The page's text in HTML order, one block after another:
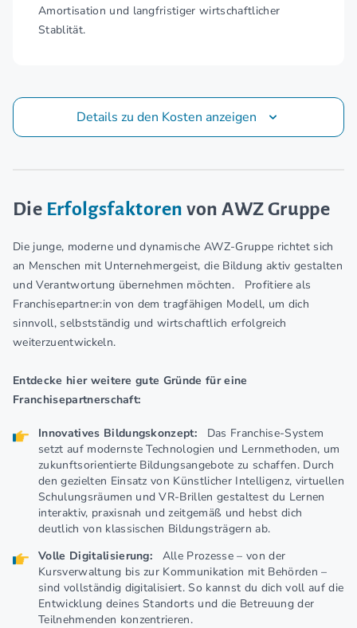
Amortisation und langfristiger wirtschaftlicher
Stablität.
Details zu den Kosten anzeigen
Die Erfolgsfaktoren von AWZ Gruppe
Die junge, moderne und dynamische AWZ-Gruppe richtet sich
an Menschen mit Unternehmergeist, die Bildung aktiv gestalten
und Verantwortung übernehmen möchten. Profitiere als
Franchisepartner:in von dem tragfähigen Modell, um dich
sinnvoll, selbstständig und wirtschaftlich erfolgreich
weiterzuentwickeln.
Entdecke hier weitere gute Gründe für eine
Franchisepartnerschaft:
Innovatives Bildungskonzept: Das Franchise-System
setzt auf modernste Technologien und Lernmethoden, um
zukunftsorientierte Bildungsangebote zu schaffen. Durch
den gezielten Einsatz von Künstlicher Intelligenz, virtuellen
Schulungsräumen und VR-Brillen gestaltest du Lernen
interaktiv, praxisnah und zeitgemäß und hebst dich
deutlich von klassischen Bildungsträgern ab.
Volle Digitalisierung:
Alle Prozesse – von der
Kursverwaltung bis zur Kommunikation mit Behörden –
sind vollständig digitalisiert. So kannst du dich voll auf die
Entwicklung deines Standorts und die Betreuung der
Teilnehmenden konzentrieren.